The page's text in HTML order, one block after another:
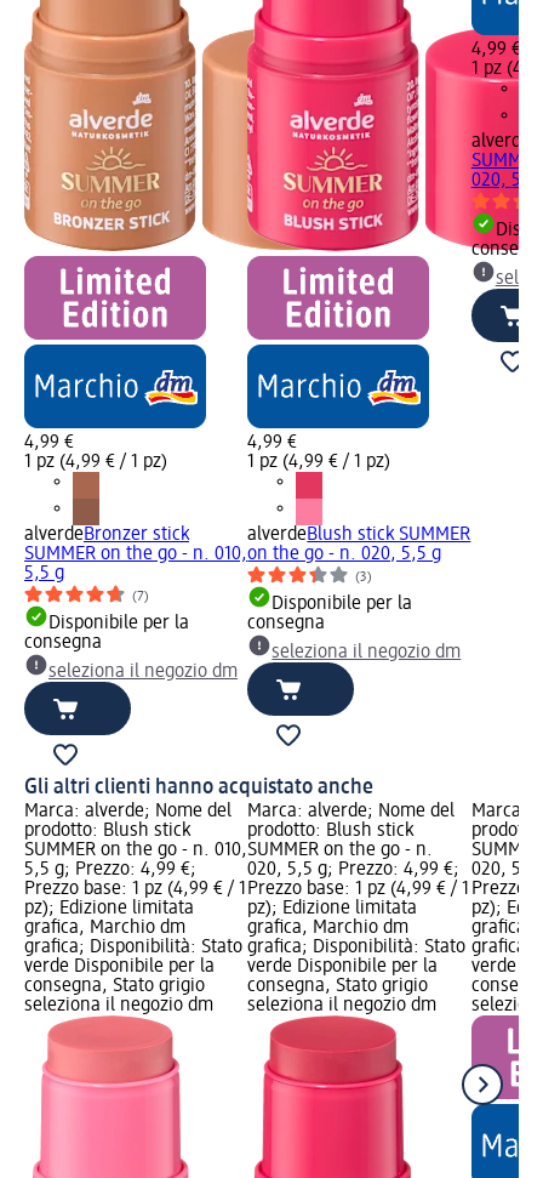
4,99 €
1 pz (4,99 € / 1 pz)
alverdeBronzer stick
SUMMER on the go - n. 010,
5,5 g
(7)
Disponibile per la
consegna
seleziona il negozio dm
4,99 €
1 pz (4,99 € / 1 pz)
alverdeBlush stick SUMMER
on the go - n. 020, 5,5 g
(3)
Disponibile per la
consegna
seleziona il negozio dm
4,99 €
1 pz
alverde
020, 5 g
Gli altri clienti hanno acquistato anche
Marca: alverde; Nome del
prodotto: Blush stick
SUMMER on the go - n. 010,
5,5 g; Prezzo: 4,99 €;
Prezzo base: 1 pz (4,99 € / 1
pz); Edizione limitata
grafica, Marchio dm
grafica; Disponibilità: Stato
verde Disponibile per la
consegna, Stato grigio
seleziona il negozio dm
Marca: alverde; Nome del
prodotto: Blush stick
SUMMER on the go - n.
020, 5,5 g; Prezzo: 4,99 €;
Prezzo base: 1 pz (4,99 € / 1
pz); Edizione limitata
grafica, Marchio dm
grafica; Disponibilità: Stato
verde Disponibile per la
consegna, Stato grigio
seleziona il negozio dm
Marca:
020, 5
Prezzo
pz);
grafica,
grafica;
verde